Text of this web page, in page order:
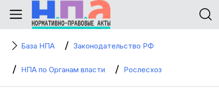
База НПА Законодательство РФ
НПА по Органам власти Рослесхоз